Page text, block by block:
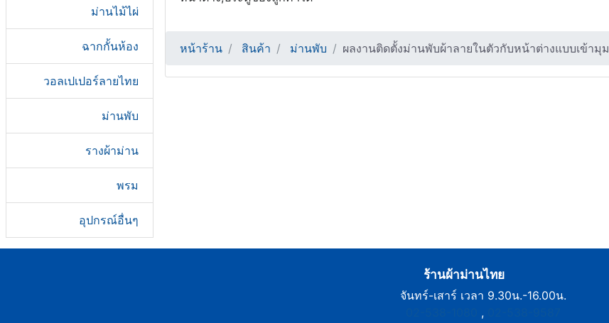
ม่านไม้ไผ่
ฉากกั้นห้อง
วอลเปเปอร์ลายไทย
ม่านพับ
รางผ้าม่าน
พรม
อุปกรณ์อื่นๆ
หน้าร้าน สินค้า ม่านพับ ผลงานติดตั้งม่านพับผ้าลายในตัวกับหน้าต่างแบบเข้ามุม
ร้านผ้าม่านไทย
จันทร์-เสาร์ เวลา 9.30น.-16.00น.
,